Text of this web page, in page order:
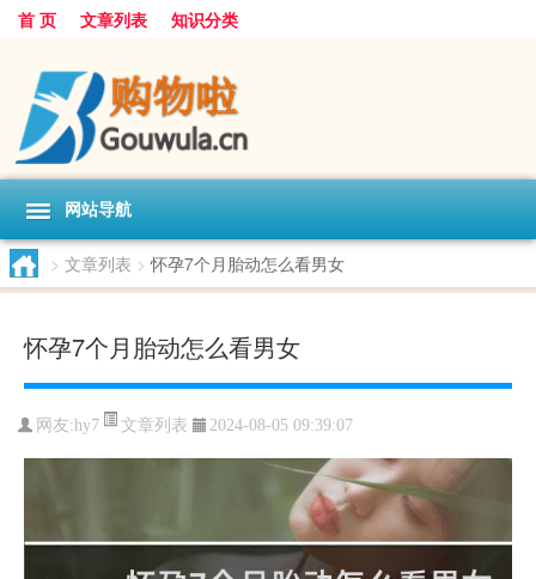
首 页 文章列表 知识分类
网站导航
> 文章列表 > 怀孕7个月胎动怎么看男女
怀孕7个月胎动怎么看男女
网友:hy7 文章列表 2024-08-05 09:39:07